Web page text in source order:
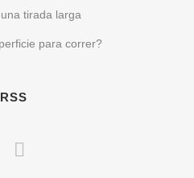
tirada larga
para correr?